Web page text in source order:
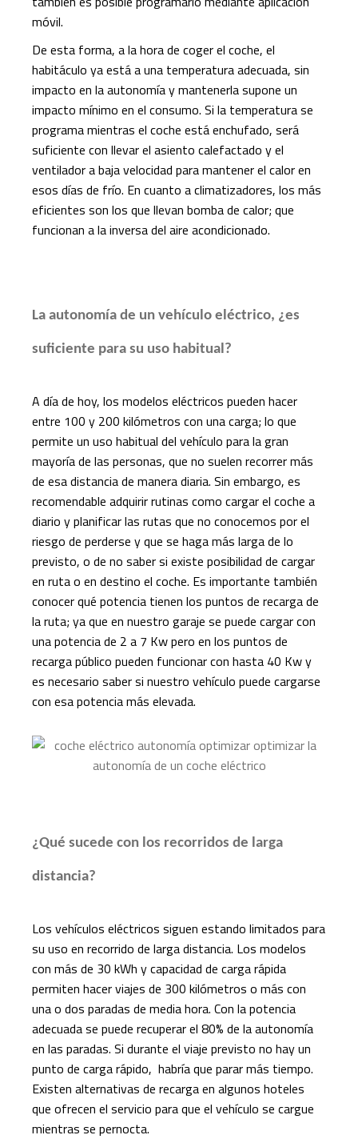
móvil.
De esta forma, a la hora de coger el coche, el
habitáculo ya está a una temperatura adecuada, sin
impacto en la autonomía y mantenerla supone un
impacto mínimo en el consumo. Si la temperatura se
programa mientras el coche está enchufado, será
suficiente con llevar el asiento calefactado y el
ventilador a baja velocidad para mantener el calor en
esos días de frío. En cuanto a climatizadores, los más
eficientes son los que llevan bomba de calor; que
funcionan a la inversa del aire acondicionado.
La autonomía de un vehículo eléctrico, ¿es
suficiente para su uso habitual?
A día de hoy, los modelos eléctricos pueden hacer
entre 100 y 200 kilómetros con una carga; lo que
permite un uso habitual del vehículo para la gran
mayoría de las personas, que no suelen recorrer más
de esa distancia de manera diaria. Sin embargo, es
recomendable adquirir rutinas como cargar el coche a
diario y planificar las rutas que no conocemos por el
riesgo de perderse y que se haga más larga de lo
previsto, o de no saber si existe posibilidad de cargar
en ruta o en destino el coche. Es importante también
conocer qué potencia tienen los puntos de recarga de
la ruta; ya que en nuestro garaje se puede cargar con
una potencia de 2 a 7 Kw pero en los puntos de
recarga público pueden funcionar con hasta 40 Kw y
es necesario saber si nuestro vehículo puede cargarse
con esa potencia más elevada.
¿Qué sucede con los recorridos de larga
distancia?
Los vehículos eléctricos siguen estando limitados para
su uso en recorrido de larga distancia. Los modelos
con más de 30 kWh y capacidad de carga rápida
permiten hacer viajes de 300 kilómetros o más con
una o dos paradas de media hora. Con la potencia
adecuada se puede recuperar el 80% de la autonomía
en las paradas. Si durante el viaje previsto no hay un
punto de carga rápido, habría que parar más tiempo.
Existen alternativas de recarga en algunos hoteles
que ofrecen el servicio para que el vehículo se cargue
mientras se pernocta.